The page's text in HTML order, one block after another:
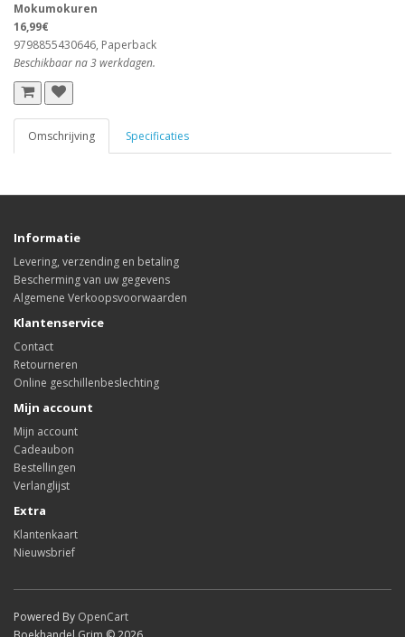
Mokumokuren
16,99€
9798855430646, Paperback
Beschikbaar na 3 werkdagen.
Omschrijving Specificaties
Informatie
Levering, verzending en betaling
Bescherming van uw gegevens
Algemene Verkoopsvoorwaarden
Klantenservice
Contact
Retourneren
Online geschillenbeslechting
Mijn account
Mijn account
Cadeaubon
Bestellingen
Verlanglijst
Extra
Klantenkaart
Nieuwsbrief
Powered By OpenCart